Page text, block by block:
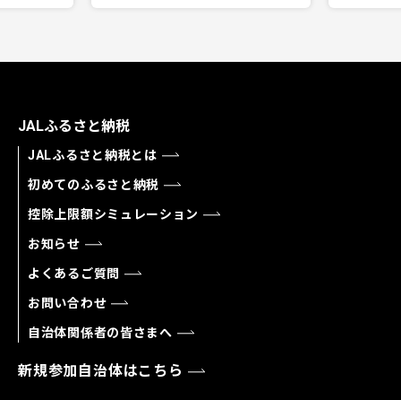
JALふるさと納税
JALふるさと納税とは
初めてのふるさと納税
控除上限額シミュレーション
お知らせ
よくあるご質問
お問い合わせ
自治体関係者の皆さまへ
新規参加自治体はこちら